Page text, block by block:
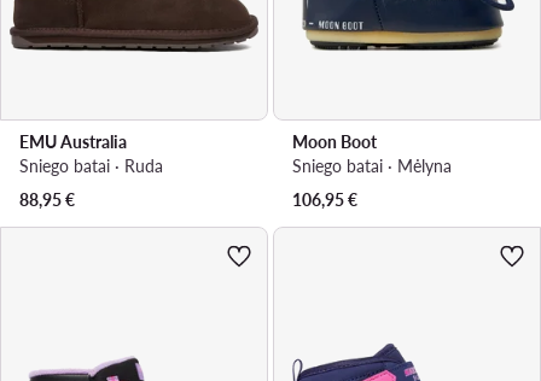
EMU Australia
Sniego batai · Ruda
88,95€
Moon Boot
Sniego batai · Mėlyna
106,95€